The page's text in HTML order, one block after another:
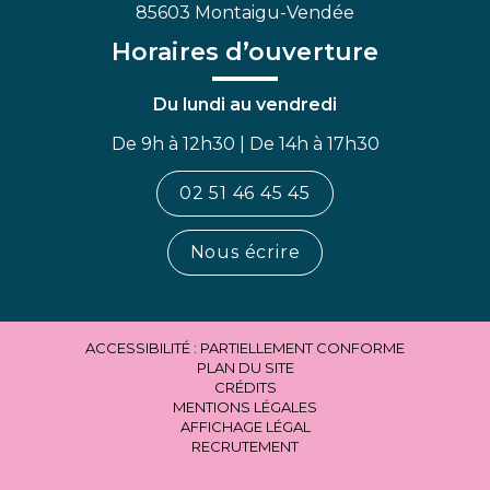
85603 Montaigu-Vendée
Horaires d’ouverture
Du lundi au vendredi
De 9h à 12h30 | De 14h à 17h30
02 51 46 45 45
Nous écrire
ACCESSIBILITÉ : PARTIELLEMENT CONFORME
PLAN DU SITE
CRÉDITS
MENTIONS LÉGALES
AFFICHAGE LÉGAL
RECRUTEMENT